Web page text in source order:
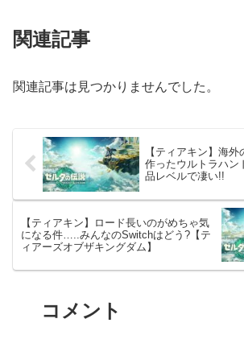
関連記事
関連記事は見つかりませんでした。
【ティアキン】海
作ったウルトラハン
品レベルで凄い!!
【ティアキン】ロード長いのがめちゃ気
になる件…..みんなのSwitchはどう?【テ
ィアーズオブザキングダム】
コメント